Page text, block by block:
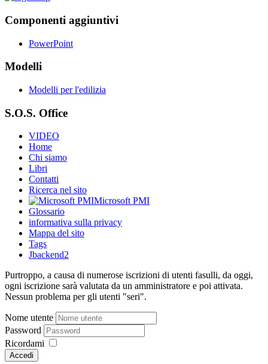
Componenti aggiuntivi
PowerPoint
Modelli
Modelli per l'edilizia
S.O.S. Office
VIDEO
Home
Chi siamo
Libri
Contatti
Ricerca nel sito
Microsoft PMI
Glossario
informativa sulla privacy
Mappa del sito
Tags
Jbackend2
Purtroppo, a causa di numerose iscrizioni di utenti fasulli, da oggi,
ogni iscrizione sarà valutata da un amministratore e poi attivata.
Nessun problema per gli utenti "seri".
Nome utente
Password
Ricordami
Accedi